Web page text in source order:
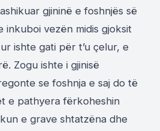
gjininë e foshnjës së
inkuboi vezën midis gjoksit
ishte gati për t’u çelur, e
Zogu ishte i gjinisë
se foshnja e saj do të
e pathyera fërkoheshin
e grave shtatzëna dhe